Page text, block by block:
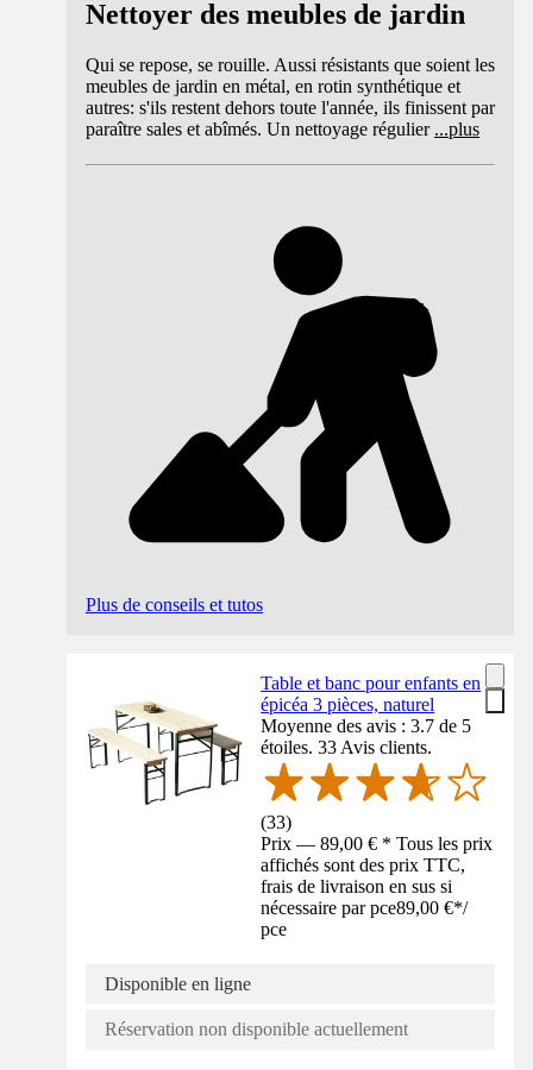
Nettoyer des meubles de jardin
Qui se repose, se rouille. Aussi résistants que soient les
meubles de jardin en métal, en rotin synthétique et
autres: s'ils restent dehors toute l'année, ils finissent par
paraître sales et abîmés. Un nettoyage régulier ...plus
Plus de conseils et tutos
Table et banc pour enfants en
épicéa 3 pièces, naturel
Moyenne des avis : 3.7 de 5
étoiles. 33 Avis clients.
(33)
Prix — 89,00 € * Tous les prix
affichés sont des prix TTC,
frais de livraison en sus si
nécessaire par pce89,00 €*/
pce
Disponible en ligne
Réservation non disponible actuellement